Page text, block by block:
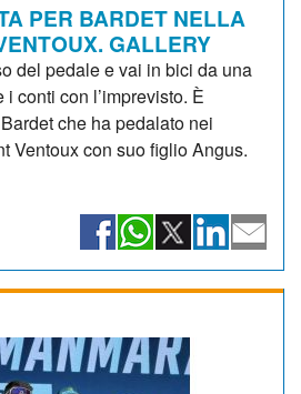
PER BARDET NELLA
GALLERY
del pedale e vai in bici da una
conti con l’imprevisto. È
che ha pedalato nei
Ventoux con suo figlio Angus.